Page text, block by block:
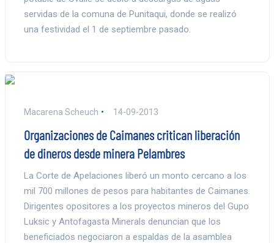
servidas de la comuna de Punitaqui, donde se realizó
una festividad el 1 de septiembre pasado.
Macarena Scheuch 14-09-2013
Organizaciones de Caimanes critican liberación
de dineros desde minera Pelambres
La Corte de Apelaciones liberó un monto cercano a los
mil 700 millones de pesos para habitantes de Caimanes.
Dirigentes opositores a los proyectos mineros del Gupo
Luksic y Antofagasta Minerals denuncian que los
beneficiados negociaron a espaldas de la asamblea